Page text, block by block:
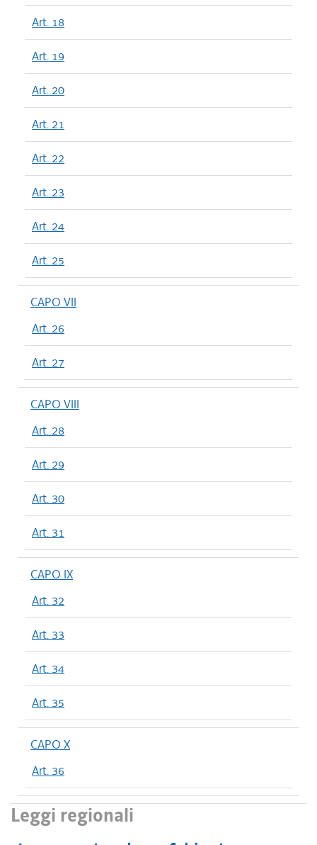
Art. 18
Art. 19
Art. 20
Art. 21
Art. 22
Art. 23
Art. 24
Art. 25
CAPO VII
Art. 26
Art. 27
CAPO VIII
Art. 28
Art. 29
Art. 30
Art. 31
CAPO IX
Art. 32
Art. 33
Art. 34
Art. 35
CAPO X
Art. 36
Leggi regionali